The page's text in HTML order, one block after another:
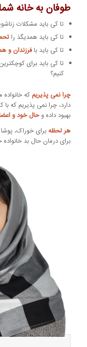
طوفان به خانه
تا کی باید مشکلات
تا کی باید همدیگذ را
تا کی باید بافرزندان و
تا کی باید برای
کنیم؟
چرا نمی پذیریم که
دارد، چرا نمی پذیریم که
بهبود داده وحال خود و
هر لحظهبرای خوراک،
برای درمان حال بد